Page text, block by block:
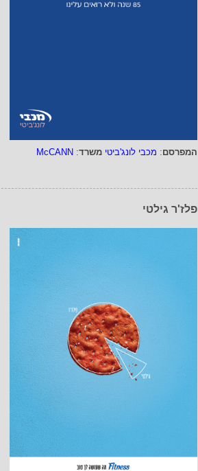
המפרסם: מכבי לונג'ביטי משרד:
McCANN
פלז'ר גילטי